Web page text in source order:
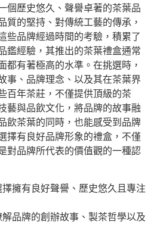
個歷史悠久、聲譽卓著的茶葉品
質的堅持、對傳統工藝的傳承，
些品牌經過時間的考驗，積累了
鑑經驗，其推出的茶葉禮盒通常
都有著極高的水準。在挑選時，
事、品牌理念、以及其在茶葉界
百年茶莊，不僅提供頂級的茶
藝與品飲文化，將品牌的故事融
飲茶葉的同時，也能感受到品牌
擇有良好品牌形象的禮盒，不僅
對品牌所代表的價值觀的一種認
擇擁有良好聲譽、歷史悠久且專注
解品牌的創辦故事、製茶哲學以及